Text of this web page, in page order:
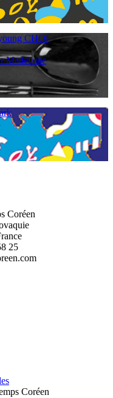
CHOI
Madelaine
Coréen
25
Coréen